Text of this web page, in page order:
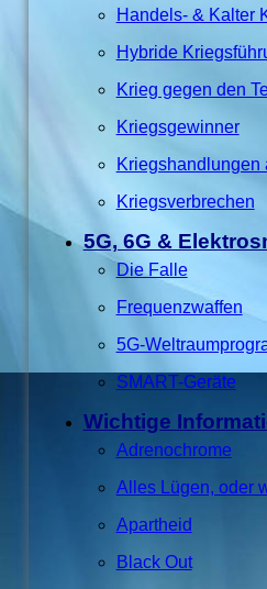
Handels- & Kalter
Hybride
Krieg gegen den
Kriegsgewinner
Kriegshandlungen
Kriegsverbrechen
5G, 6G &
Die Falle
Frequenzwaffen
5G-
SMART-Geräte
Wichtige
Adrenochrome
Alles Lügen, oder
Apartheid
Black Out